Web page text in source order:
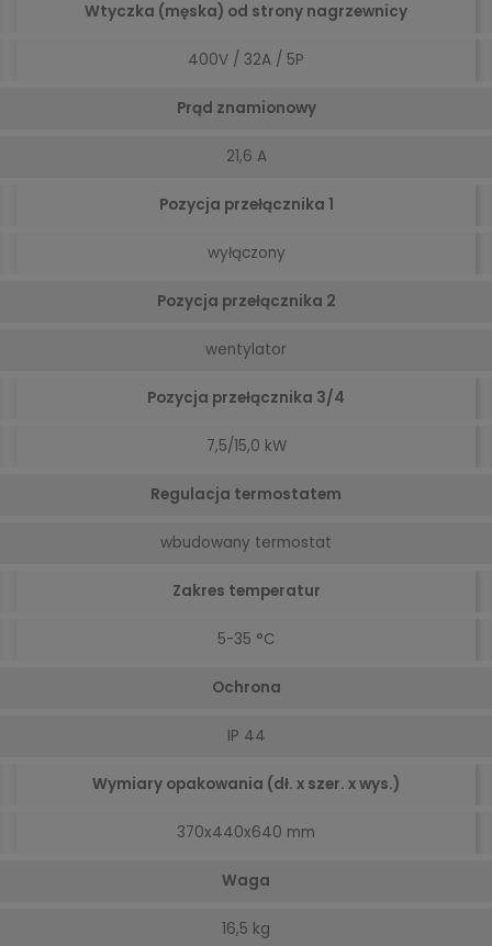
Wtyczka (męska) od strony nagrzewnicy
400V / 32A / 5P
Prąd znamionowy
21,6 A
Pozycja przełącznika 1
wyłączony
Pozycja przełącznika 2
wentylator
Pozycja przełącznika 3/4
7,5/15,0 kW
Regulacja termostatem
wbudowany termostat
Zakres temperatur
5-35 °C
Ochrona
IP 44
Wymiary opakowania (dł. x szer. x wys.)
370x440x640 mm
Waga
16,5 kg